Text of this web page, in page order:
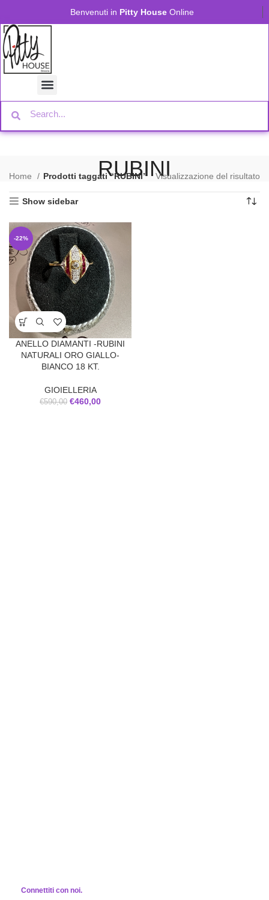
Benvenuti in Pitty House Online
RUBINI
Home Prodotti taggati “RUBINI” Visualizzazione del risultato
Show sidebar
-22%
ANELLO DIAMANTI -RUBINI
NATURALI ORO GIALLO-
BIANCO 18 KT.
GIOIELLERIA
€590,00 €460,00
Connettiti con noi.